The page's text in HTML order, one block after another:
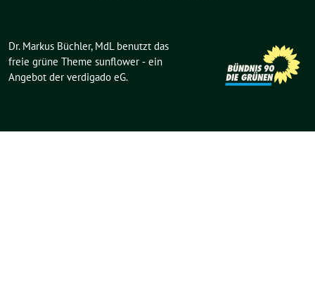
Dr. Markus Büchler, MdL benutzt das
freie grüne Theme sunflower ‐ ein
Angebot der verdigado eG.